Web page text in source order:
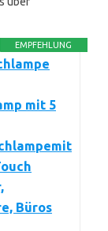
EMPFEHLUNG
mit 5
Büros